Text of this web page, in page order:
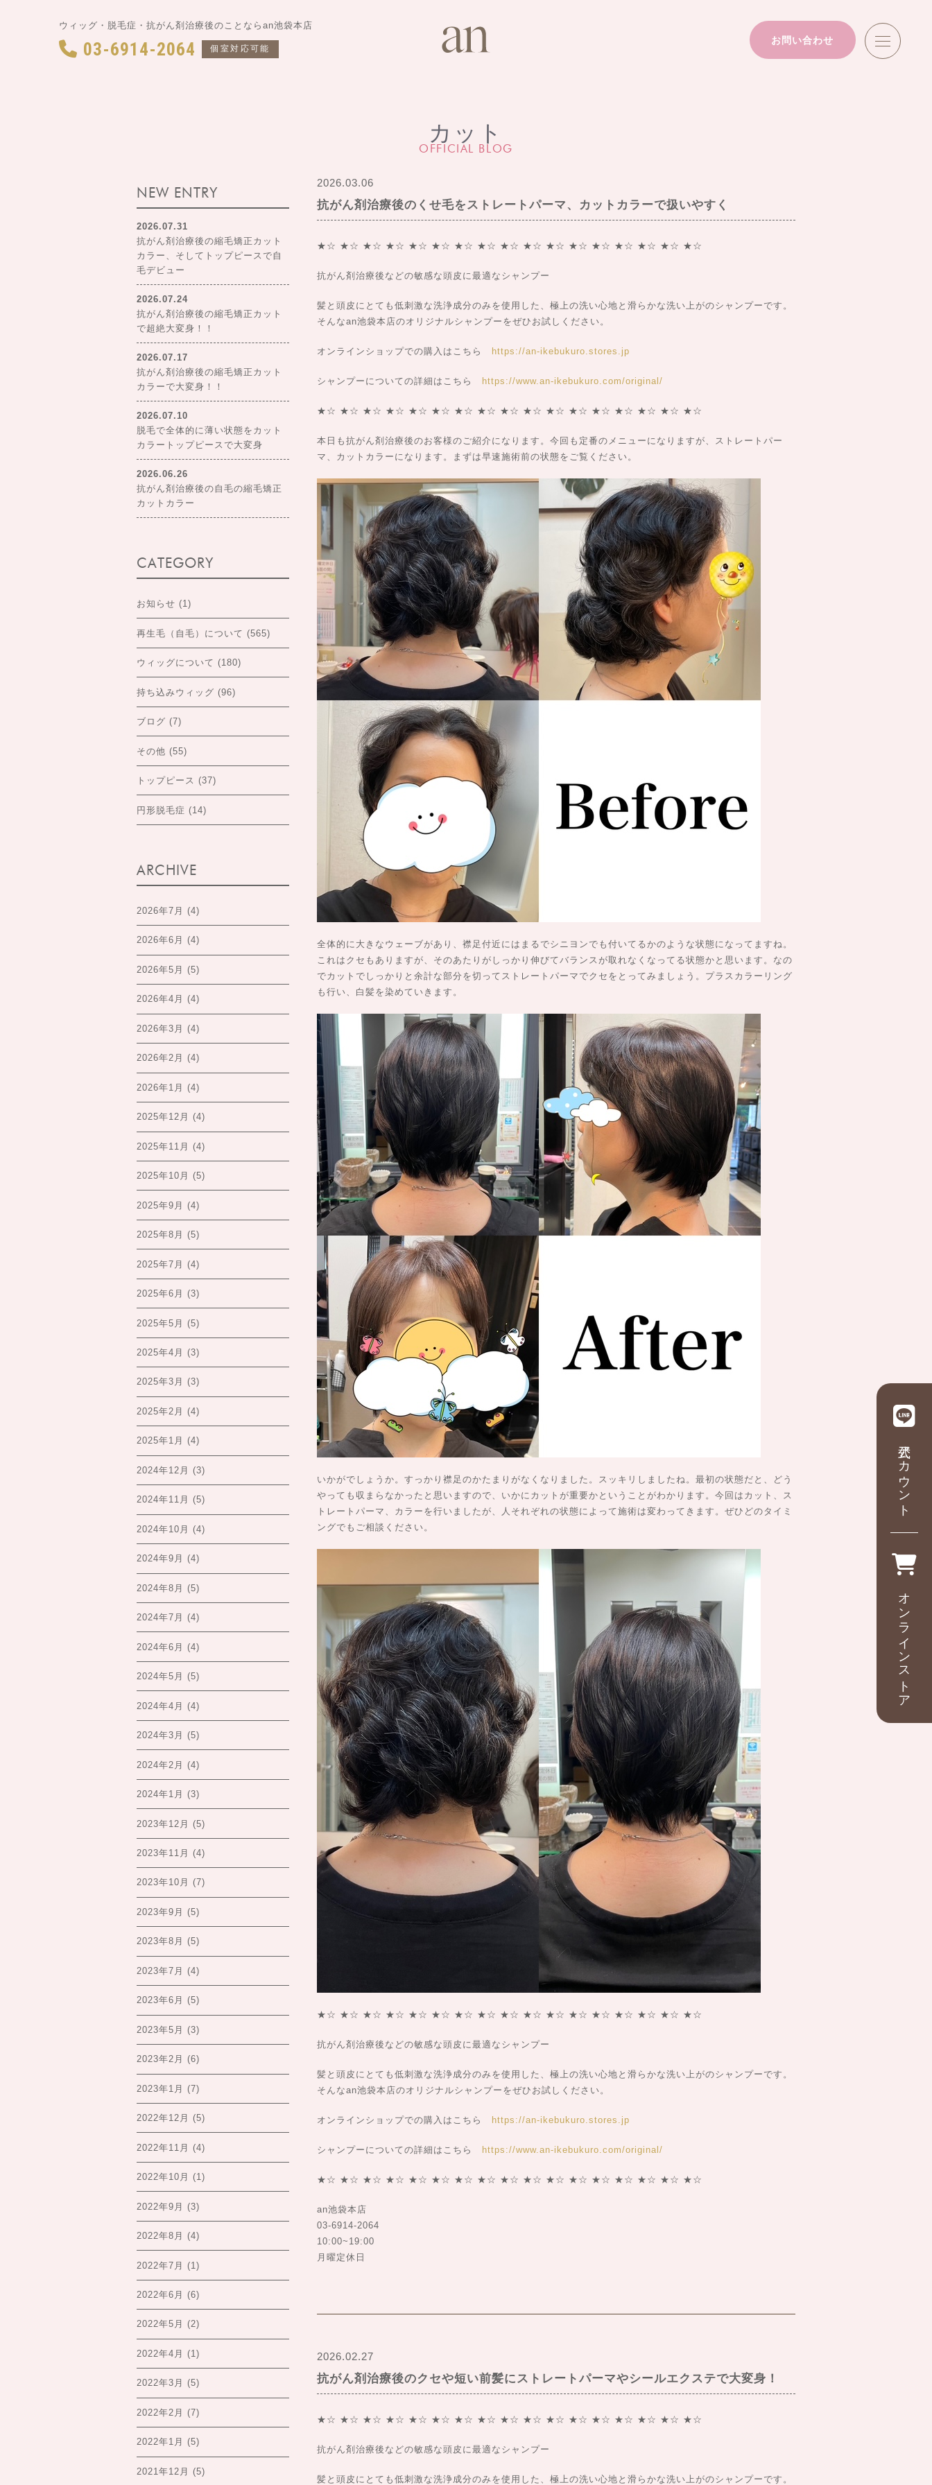
ウィッグ・脱毛症・抗がん剤治療後のことならan池袋本店
03-6914-2064 個室対応可能
お問い合わせ
公式アカウント
オンラインストア
OFFICIAL BLOG
カット
2026.03.06
抗がん剤治療後のくせ毛をストレートパーマ、カットカラーで扱いやすく
★☆ ★☆ ★☆ ★☆ ★☆ ★☆ ★☆ ★☆ ★☆ ★☆ ★☆ ★☆ ★☆ ★☆ ★☆ ★☆ ★☆
抗がん剤治療後などの敏感な頭皮に最適なシャンプー
髪と頭皮にとても低刺激な洗浄成分のみを使用した、極上の洗い心地と滑らかな洗い上がのシャンプーです。
そんなan池袋本店のオリジナルシャンプーをぜひお試しください。
オンラインショップでの購入はこちら https://an-ikebukuro.stores.jp
シャンプーについての詳細はこちら https://www.an-ikebukuro.com/original/
★☆ ★☆ ★☆ ★☆ ★☆ ★☆ ★☆ ★☆ ★☆ ★☆ ★☆ ★☆ ★☆ ★☆ ★☆ ★☆ ★☆
本日も抗がん剤治療後のお客様のご紹介になります。今回も定番のメニューになりますが、ストレートパー
マ、カットカラーになります。まずは早速施術前の状態をご覧ください。
全体的に大きなウェーブがあり、襟足付近にはまるでシニヨンでも付いてるかのような状態になってますね。
これはクセもありますが、そのあたりがしっかり伸びてバランスが取れなくなってる状態かと思います。なの
でカットでしっかりと余計な部分を切ってストレートパーマでクセをとってみましょう。プラスカラーリング
も行い、白髪を染めていきます。
いかがでしょうか。すっかり襟足のかたまりがなくなりました。スッキリしましたね。最初の状態だと、どう
やっても収まらなかったと思いますので、いかにカットが重要かということがわかります。今回はカット、ス
トレートパーマ、カラーを行いましたが、人それぞれの状態によって施術は変わってきます。ぜひどのタイミ
ングでもご相談ください。
★☆ ★☆ ★☆ ★☆ ★☆ ★☆ ★☆ ★☆ ★☆ ★☆ ★☆ ★☆ ★☆ ★☆ ★☆ ★☆ ★☆
抗がん剤治療後などの敏感な頭皮に最適なシャンプー
髪と頭皮にとても低刺激な洗浄成分のみを使用した、極上の洗い心地と滑らかな洗い上がのシャンプーです。
そんなan池袋本店のオリジナルシャンプーをぜひお試しください。
オンラインショップでの購入はこちら https://an-ikebukuro.stores.jp
シャンプーについての詳細はこちら https://www.an-ikebukuro.com/original/
★☆ ★☆ ★☆ ★☆ ★☆ ★☆ ★☆ ★☆ ★☆ ★☆ ★☆ ★☆ ★☆ ★☆ ★☆ ★☆ ★☆
an池袋本店
03-6914-2064
10:00~19:00
月曜定休日
2026.02.27
抗がん剤治療後のクセや短い前髪にストレートパーマやシールエクステで大変身！
★☆ ★☆ ★☆ ★☆ ★☆ ★☆ ★☆ ★☆ ★☆ ★☆ ★☆ ★☆ ★☆ ★☆ ★☆ ★☆ ★☆
抗がん剤治療後などの敏感な頭皮に最適なシャンプー
髪と頭皮にとても低刺激な洗浄成分のみを使用した、極上の洗い心地と滑らかな洗い上がのシャンプーです。
NEW ENTRY
2026.07.31
抗がん剤治療後の縮毛矯正カット
カラー、そしてトップピースで自
毛デビュー
2026.07.24
抗がん剤治療後の縮毛矯正カット
で超絶大変身！！
2026.07.17
抗がん剤治療後の縮毛矯正カット
カラーで大変身！！
2026.07.10
脱毛で全体的に薄い状態をカット
カラートップピースで大変身
2026.06.26
抗がん剤治療後の自毛の縮毛矯正
カットカラー
CATEGORY
お知らせ (1)
再生毛（自毛）について (565)
ウィッグについて (180)
持ち込みウィッグ (96)
ブログ (7)
その他 (55)
トップピース (37)
円形脱毛症 (14)
ARCHIVE
2026年7月 (4)
2026年6月 (4)
2026年5月 (5)
2026年4月 (4)
2026年3月 (4)
2026年2月 (4)
2026年1月 (4)
2025年12月 (4)
2025年11月 (4)
2025年10月 (5)
2025年9月 (4)
2025年8月 (5)
2025年7月 (4)
2025年6月 (3)
2025年5月 (5)
2025年4月 (3)
2025年3月 (3)
2025年2月 (4)
2025年1月 (4)
2024年12月 (3)
2024年11月 (5)
2024年10月 (4)
2024年9月 (4)
2024年8月 (5)
2024年7月 (4)
2024年6月 (4)
2024年5月 (5)
2024年4月 (4)
2024年3月 (5)
2024年2月 (4)
2024年1月 (3)
2023年12月 (5)
2023年11月 (4)
2023年10月 (7)
2023年9月 (5)
2023年8月 (5)
2023年7月 (4)
2023年6月 (5)
2023年5月 (3)
2023年2月 (6)
2023年1月 (7)
2022年12月 (5)
2022年11月 (4)
2022年10月 (1)
2022年9月 (3)
2022年8月 (4)
2022年7月 (1)
2022年6月 (6)
2022年5月 (2)
2022年4月 (1)
2022年3月 (5)
2022年2月 (7)
2022年1月 (5)
2021年12月 (5)